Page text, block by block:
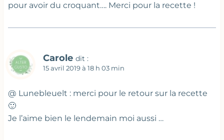
pour avoir du croquant…. Merci pour la recette !
Carole dit :
15 avril 2019 à 18 h 03 min
@ Lunebleuelt : merci pour le retour sur la recette
🙂
Je l’aime bien le lendemain moi aussi …